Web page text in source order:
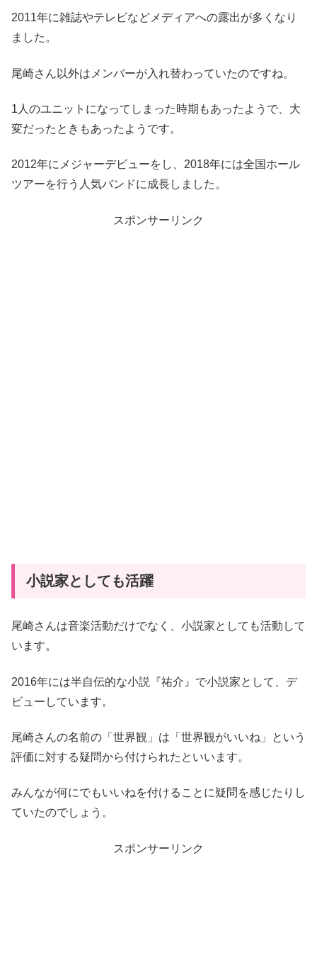
2011年に雑誌やテレビなどメディアへの露出が多くなり
ました。
尾崎さん以外はメンバーが入れ替わっていたのですね。
1人のユニットになってしまった時期もあったようで、大
変だったときもあったようです。
2012年にメジャーデビューをし、2018年には全国ホール
ツアーを行う人気バンドに成長しました。
スポンサーリンク
小説家としても活躍
尾崎さんは音楽活動だけでなく、小説家としても活動して
います。
2016年には半自伝的な小説『祐介』で小説家として、デ
ビューしています。
尾崎さんの名前の「世界観」は「世界観がいいね」という
評価に対する疑問から付けられたといいます。
みんなが何にでもいいねを付けることに疑問を感じたりし
ていたのでしょう。
スポンサーリンク